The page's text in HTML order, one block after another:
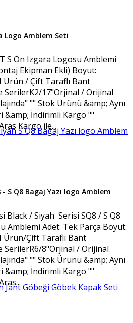
Logo Amblem Seti
S Ön Izgara Logosu Amblemi
Ekipman Ekli) Boyut:
Ürün / Çift Taraflı Bant
SerilerK2/17"Orjinal / Orijinal
"" Stok Ürünü &amp; Aynı
&amp; İndirimli Kargo ""
Kargo ile...
S Q8 Bagaj Yazı logo Amblem
Black / Siyah Serisi SQ8 / S Q8
Amblemi Adet: Tek Parça Boyut:
Ürün/Çift Taraflı Bant
SerilerR6/8"Orjinal / Orijinal
"" Stok Ürünü &amp; Aynı
&amp; İndirimli Kargo ""